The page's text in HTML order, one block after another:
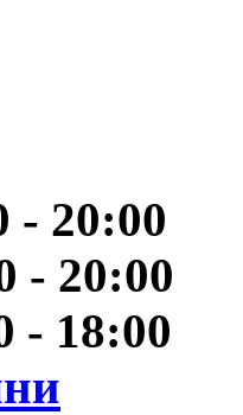
20:00
- 20:00
- 18:00